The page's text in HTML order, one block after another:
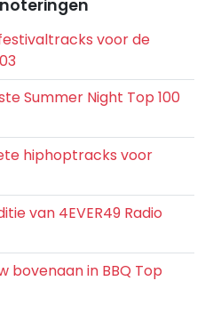
voor de
Summer Night Top 100
hiphoptracks voor
van 4EVER49 Radio
bovenaan in BBQ Top